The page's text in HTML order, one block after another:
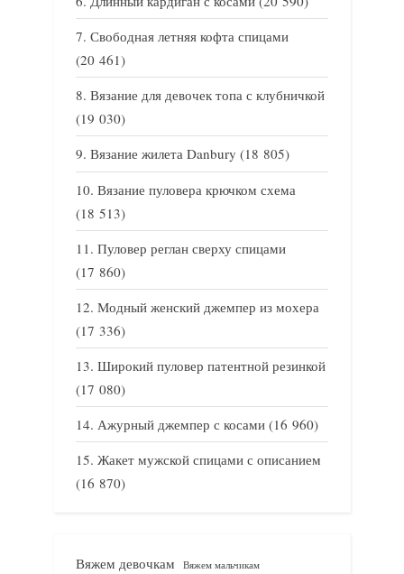
Свободная летняя кофта спицами
(20 461)
Вязание для девочек топа с клубничкой
(19 030)
Вязание жилета Danbury (18 805)
Вязание пуловера крючком схема
(18 513)
Пуловер реглан сверху спицами
(17 860)
Модный женский джемпер из мохера
(17 336)
Широкий пуловер патентной резинкой
(17 080)
Ажурный джемпер с косами (16 960)
Жакет мужской спицами с описанием
(16 870)
Вяжем девочкам Вяжем мальчикам